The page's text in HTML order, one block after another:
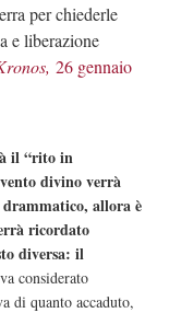
per chiederle
e liberazione
26 gennaio
il “rito in
divino verrà
allora è
ricordato
diversa: il
considerato
di quanto accaduto,